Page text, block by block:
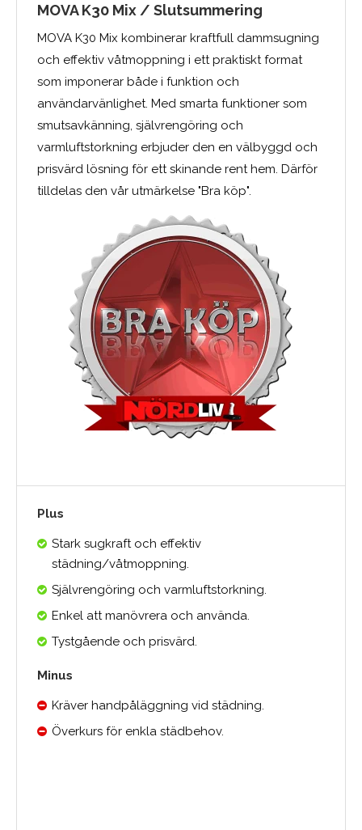
MOVA K30 Mix / Slutsummering
MOVA K30 Mix kombinerar kraftfull dammsugning
och effektiv våtmoppning i ett praktiskt format
som imponerar både i funktion och
användarvänlighet. Med smarta funktioner som
smutsavkänning, självrengöring och
varmluftstorkning erbjuder den en välbyggd och
prisvärd lösning för ett skinande rent hem. Därför
tilldelas den vår utmärkelse "Bra köp".
Plus
Stark sugkraft och effektiv
städning/våtmoppning.
Självrengöring och varmluftstorkning.
Enkel att manövrera och använda.
Tystgående och prisvärd.
Minus
Kräver handpåläggning vid städning.
Överkurs för enkla städbehov.